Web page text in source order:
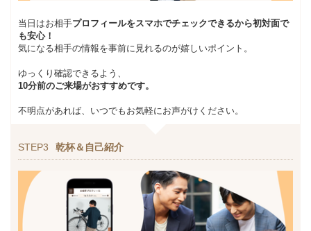
当日はお相手プロフィールをスマホでチェックできるから初対面で
も安心！
気になる相手の情報を事前に見れるのが嬉しいポイント。
ゆっくり確認できるよう、
10分前のご来場がおすすめです。
不明点があれば、いつでもお気軽にお声がけください。
STEP3 乾杯＆自己紹介